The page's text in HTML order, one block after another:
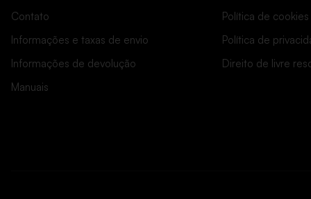
Contato
Informações e taxas de envio
Informações de devolução
Manuais
Política de cookies
Política de
Direito de livre